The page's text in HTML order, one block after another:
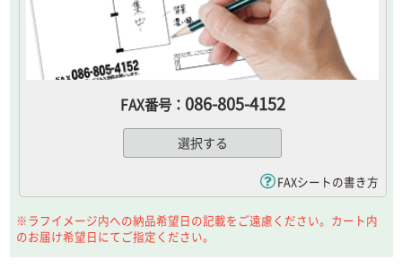
FAX番号： 086-805-4152
選択する
FAXシートの書き方
※ラフイメージ内への納品希望日の記載をご遠慮ください。カート内
のお届け希望日にてご指定ください。